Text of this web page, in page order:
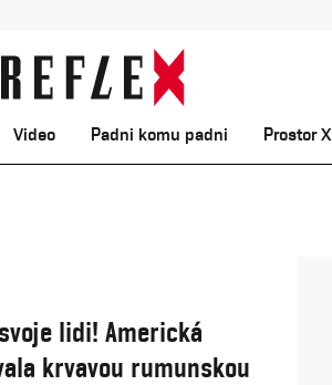
Video Padni komu padni Prostor X
lidi! Americká
krvavou rumunskou